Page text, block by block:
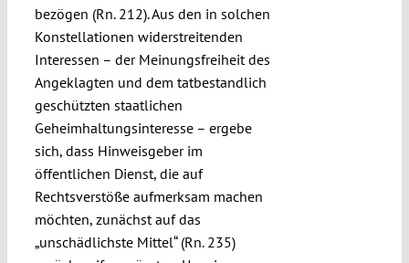
bezögen (Rn. 212). Aus den in solchen
Konstellationen widerstreitenden
Interessen – der Meinungsfreiheit des
Angeklagten und dem tatbestandlich
geschützten staatlichen
Geheimhaltungsinteresse – ergebe
sich, dass Hinweisgeber im
öffentlichen Dienst, die auf
Rechtsverstöße aufmerksam machen
möchten, zunächst auf das
„unschädlichste Mittel“ (Rn. 235)